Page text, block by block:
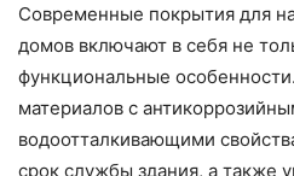
Современные покрытия для
домов включают в себя не
функциональные
материалов с
водоотталкивающими
срок службы здания, а также